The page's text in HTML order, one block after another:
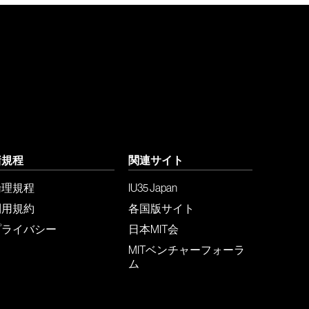
程
規程
規約
イバシー
関連サイト
IU35 Japan
各国版サイト
日本MIT会
MITベンチャーフォーラ
ム